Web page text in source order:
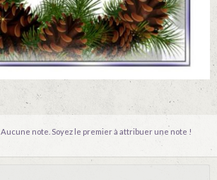
Aucune note. Soyez le premier à attribuer une note !